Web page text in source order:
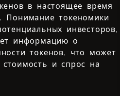
в настоящее время
Понимание токеномики
инвесторов,
информацию о
токенов, что может
и спрос на